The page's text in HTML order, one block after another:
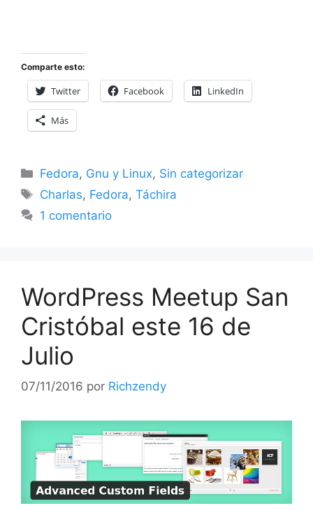
Comparte esto:
Twitter Facebook LinkedIn
Más
Categorías
Fedora, Gnu y Linux, Sin categorizar
Etiquetas
Charlas, Fedora,Táchira
1 comentario
WordPress Meetup San
Cristóbal este 16 de
Julio
07/11/2016 por Richzendy